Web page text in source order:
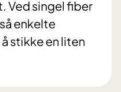
Ved singel fiber
enkelte
stikke en liten